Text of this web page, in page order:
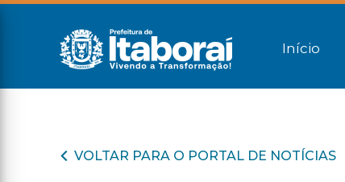
Início
VOLTAR PARA O PORTAL DE NOTÍCIAS